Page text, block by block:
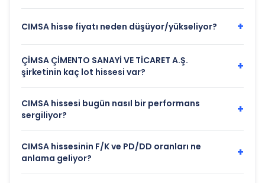
CIMSA hisse fiyatı neden düşüyor/yükseliyor? +
ÇİMSA ÇİMENTO SANAYİ VE TİCARET A.Ş.
şirketinin kaç lot hissesi var?
+
CIMSA hissesi bugün nasıl bir performans
sergiliyor?
+
CIMSA hissesinin F/K ve PD/DD oranları ne
anlama geliyor?
+